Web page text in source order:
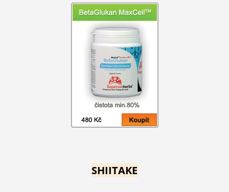
SHIITAKE